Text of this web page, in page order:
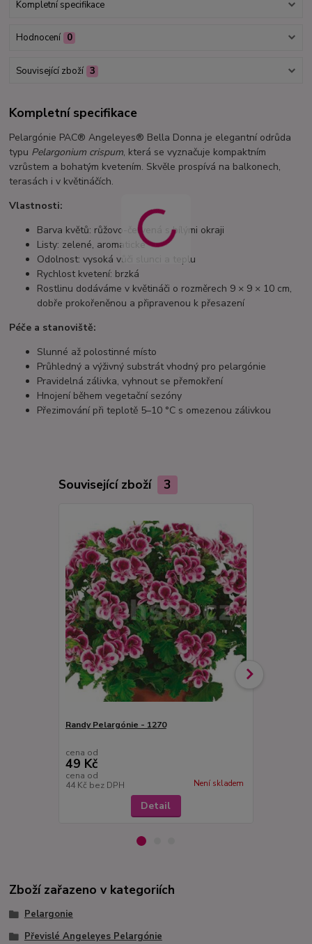
Kompletní specifikace
Hodnocení 0
Související zboží 3
Kompletní specifikace
Pelargónie PAC® Angeleyes® Bella Donna je elegantní odrůda
typu Pelargonium crispum, která se vyznačuje kompaktním
vzrůstem a bohatým kvetením. Skvěle prospívá na balkonech,
terasách i v květináčích.
Vlastnosti:
Barva květů: růžovo-červená s bílými okraji
Listy: zelené, aromatické
Odolnost: vysoká vůči slunci a teplu
Rychlost kvetení: brzká
Rostlinu dodáváme v květináči o rozměrech 9 × 9 × 10 cm,
dobře prokořeněnou a připravenou k přesazení
Péče a stanoviště:
Slunné až polostinné místo
Průhledný a výživný substrát vhodný pro pelargónie
Pravidelná zálivka, vyhnout se přemokření
Hnojení během vegetační sezóny
Přezimování při teplotě 5–10 °C s omezenou zálivkou
Související zboží 3
Randy Pelargónie - 1270
cena od
49 Kč
cena od
44 Kč bez DPH Není skladem
Detail
Zboží zařazeno v kategoriích
Pelargonie
Převislé Angeleyes Pelargónie